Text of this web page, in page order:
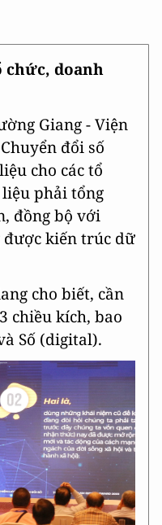
chức, doanh
Giang - Viện
đổi số
cho các tổ
phải tổng
đồng bộ với
kiến trúc dữ
cho biết, cần
chiều kích, bao
Số (digital).